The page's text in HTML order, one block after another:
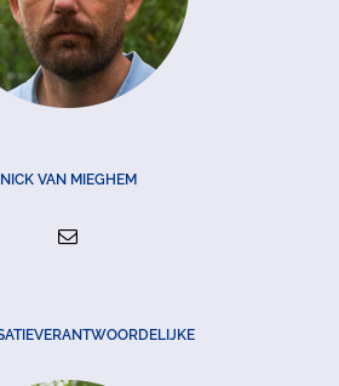
NICK VAN MIEGHEM